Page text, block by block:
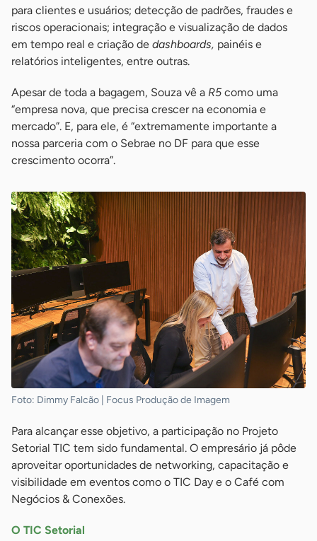
para clientes e usuários​; detecção de padrões, fraudes e
riscos operacionais​; integração e visualização de dados
em tempo real e criação de dashboards, painéis e
relatórios inteligentes, entre outras.
Apesar de toda a bagagem, Souza vê a R5 como uma
“empresa nova, que precisa crescer na economia e
mercado”. E, para ele, é “extremamente importante a
nossa parceria com o Sebrae no DF para que esse
crescimento ocorra”.
Foto: Dimmy Falcão | Focus Produção de Imagem
Para alcançar esse objetivo, a participação no Projeto
Setorial TIC tem sido fundamental. O empresário já pôde
aproveitar oportunidades de networking, capacitação e
visibilidade em eventos como o TIC Day e o Café com
Negócios & Conexões.
O TIC Setorial